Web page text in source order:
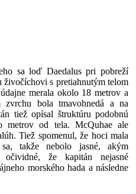
sa loď Daedalus pri pobreží
s pretiahnutým telom
merala okolo 18 metrov a
zvrchu bola tmavohnedá a na
tiež opísal štruktúru podobnú
metrov od tela. McQuhae ale
Tiež spomenul, že hoci mala
takže nebolo jasné, akým
že kapitán nejasné
morského hada a následne